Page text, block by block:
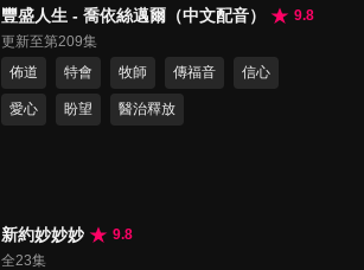
豐盛人生 - 喬依絲邁爾（中文配音）
9.8
更新至第209集
佈道
特會 牧師 傳福音 信心
愛心 盼望 醫治釋放
新約妙妙妙
9.8
全23集